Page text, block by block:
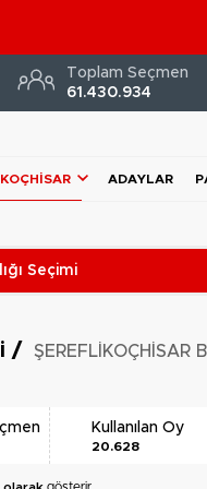
Toplam Seçmen
61.430.934
ADAYLAR
Seçimi
/ ŞEREFLİKOÇHİSAR
Kullanılan Oy
20.628
gösterir.